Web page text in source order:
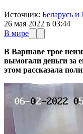
Источник: Беларусь
26 мая 2022 в 03:44
В мире
В Варшаве трое
вымогали деньги за
этом рассказала